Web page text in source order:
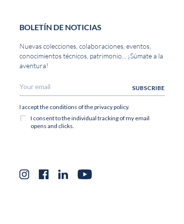
BOLETÍN DE NOTICIAS
Nuevas colecciones, colaboraciones, eventos,
conocimientos técnicos, patrimonio... ¡Súmate a la
aventura!
InstagramFacebookLinkedInYouTube